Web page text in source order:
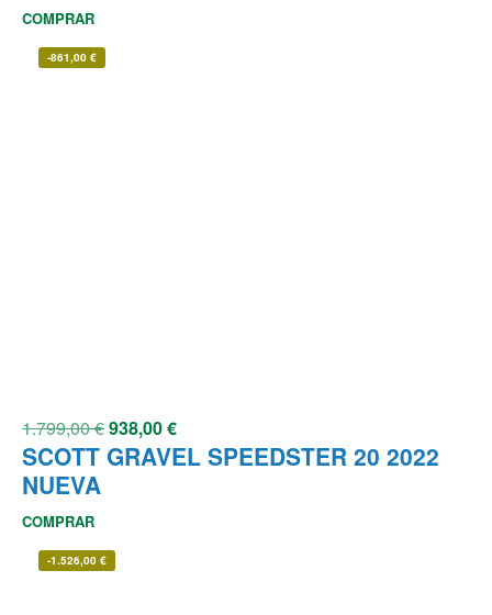
COMPRAR
-861,00 €
1.799,00€938,00€
SCOTT GRAVEL SPEEDSTER 20 2022
NUEVA
COMPRAR
-1.526,00 €